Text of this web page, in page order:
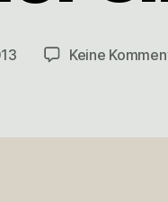
Keine